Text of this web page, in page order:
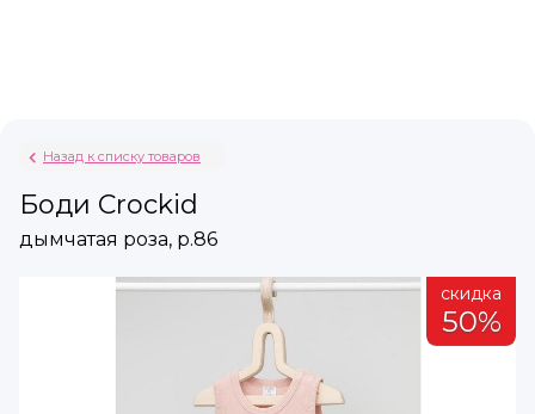
Назад к списку товаров
Боди Crockid
дымчатая роза, р.86
скидка
50%